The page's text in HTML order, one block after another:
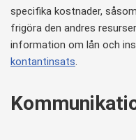
specifika kostnader,
frigöra den andres
information om lån och
kontantinsats.